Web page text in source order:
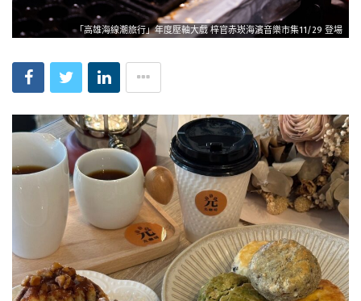
「高雄海線潮旅行」年度壓軸大戲 梓官赤崁海濱音樂市集11/29 登場